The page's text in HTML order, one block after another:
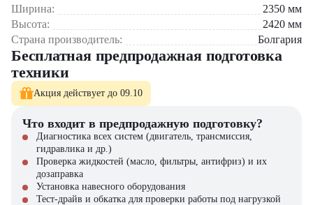
Почему стоит выбрать Balkancar ДВ1994.33.271S?
Дизельный вилочный погрузчик Balkancar ДВ1994.33.271S
сочетает мощность и надежность
Высокая производительность и эффективность в любых
условиях
Комфорт оператора благодаря продуманной эргономике
Минимальные расходы на обслуживание и ремонт
Универсальность использования в различных сферах и задача.
Компания "ЦТО" – официальный дилер техники Balkancar,
предлагающий новые модели складского оборудования с гарантией.
У нас вы найдете: широкий выбор спецтехники, вилочных
погрузчиков, малой складской техники, навесного оборудования,
запчасти для долгосрочной эксплуатации, профессиональные
консультации по выбору техники.
Ширина:
2350 мм
Высота:
2420 мм
Страна производитель:
Болгария
Бесплатная предпродажная подготовка
техники
Акция действует до 09.10
Что входит в предпродажную подготовку?
Диагностика всех систем (двигатель, трансмиссия,
гидравлика и др.)
Проверка жидкостей (масло, фильтры, антифриз) и их
дозаправка
Установка навесного оборудования
Тест-драйв и обкатка для проверки работы под нагрузкой